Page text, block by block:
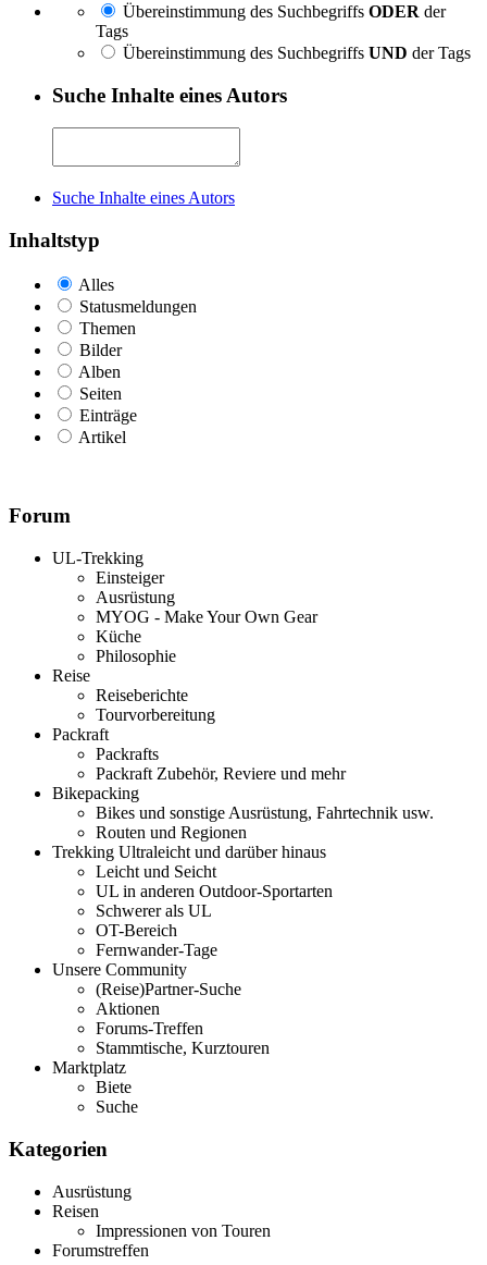
Übereinstimmung des Suchbegriffs ODER der
Tags
Übereinstimmung des Suchbegriffs UND der Tags
Suche Inhalte eines Autors
Suche Inhalte eines Autors
Inhaltstyp
Alles
Statusmeldungen
Themen
Bilder
Alben
Seiten
Einträge
Artikel
Forum
UL-Trekking
Einsteiger
Ausrüstung
MYOG - Make Your Own Gear
Küche
Philosophie
Reise
Reiseberichte
Tourvorbereitung
Packraft
Packrafts
Packraft Zubehör, Reviere und mehr
Bikepacking
Bikes und sonstige Ausrüstung, Fahrtechnik usw.
Routen und Regionen
Trekking Ultraleicht und darüber hinaus
Leicht und Seicht
UL in anderen Outdoor-Sportarten
Schwerer als UL
OT-Bereich
Fernwander-Tage
Unsere Community
(Reise)Partner-Suche
Aktionen
Forums-Treffen
Stammtische, Kurztouren
Marktplatz
Biete
Suche
Kategorien
Ausrüstung
Reisen
Impressionen von Touren
Forumstreffen